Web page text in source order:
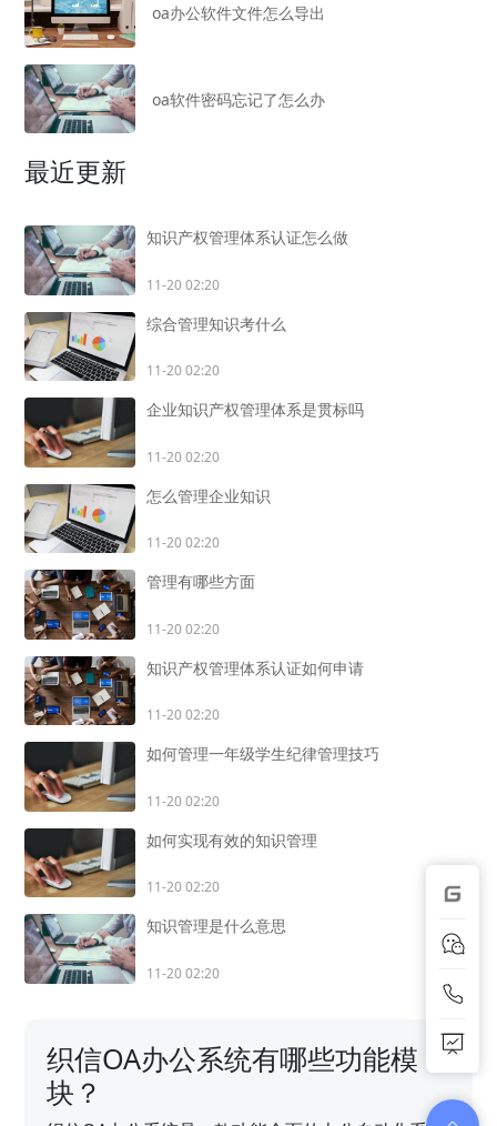
oa办公软件文件怎么导出
oa软件密码忘记了怎么办
最近更新
知识产权管理体系认证怎么做
11-20 02:20
综合管理知识考什么
11-20 02:20
企业知识产权管理体系是贯标吗
11-20 02:20
怎么管理企业知识
11-20 02:20
管理有哪些方面
11-20 02:20
知识产权管理体系认证如何申请
11-20 02:20
如何管理一年级学生纪律管理技巧
11-20 02:20
如何实现有效的知识管理
11-20 02:20
知识管理是什么意思
11-20 02:20
织信OA办公系统有哪些功能模
块？